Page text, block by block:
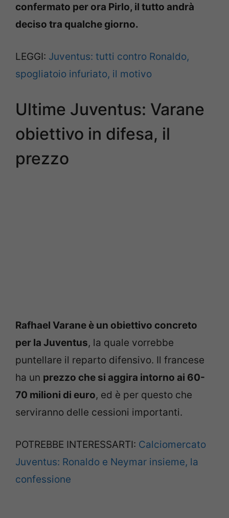
confermato per ora Pirlo, il tutto andrà
deciso tra qualche giorno.
LEGGI: Juventus: tutti contro Ronaldo,
spogliatoio infuriato, il motivo
Ultime Juventus: Varane
obiettivo in difesa, il
prezzo
Rafhael Varane è un obiettivo concreto
per la Juventus, la quale vorrebbe
puntellare il reparto difensivo. Il francese
ha un prezzo che si aggira intorno ai 60-
70 milioni di euro, ed è per questo che
serviranno delle cessioni importanti.
POTREBBE INTERESSARTI: Calciomercato
Juventus: Ronaldo e Neymar insieme, la
confessione